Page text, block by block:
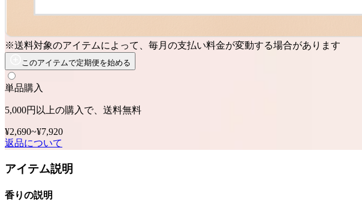
※送料対象のアイテムによって、毎月の支払い料金が変動する場合があります
このアイテムで定期便を始める
単品購入
5,000円以上の購入で、送料無料
¥2,690~¥7,920
返品について
アイテム説明
香りの説明